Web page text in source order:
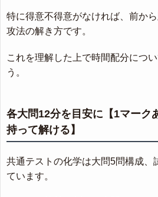
特に得意不得意がなければ、前か
攻法の解き方です。
これを理解した上で時間配分につ
う。
各大問12分を目安に【1マーク
持って解ける】
共通テストの化学は大問5問構成、
ています。